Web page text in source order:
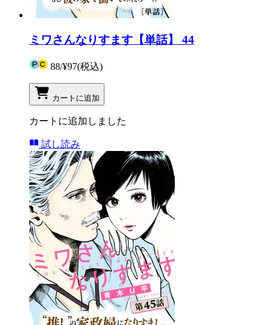
ミワさんなりすます【単話】 44
88/¥97(税込)
カートに追加
カートに追加しました
試し読み